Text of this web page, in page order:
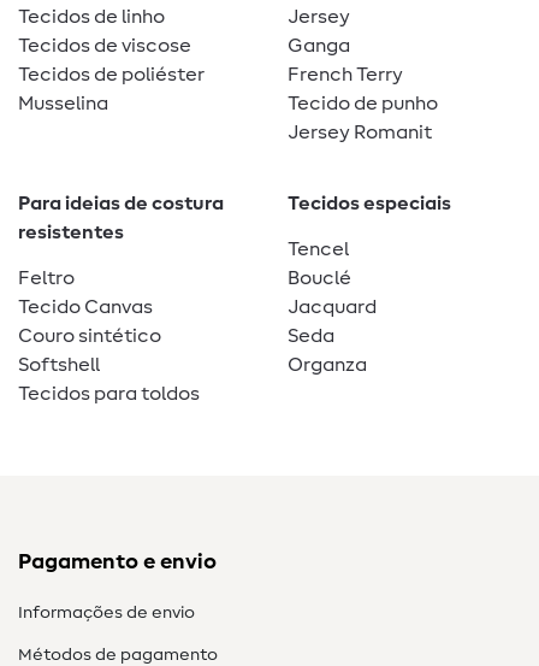
Tecidos de linho
Tecidos de viscose
Tecidos de poliéster
Musselina
Jersey
Ganga
French Terry
Tecido de punho
Jersey Romanit
Para ideias de costura
resistentes
Feltro
Tecido Canvas
Couro sintético
Softshell
Tecidos para toldos
Tecidos especiais
Tencel
Bouclé
Jacquard
Seda
Organza
Pagamento e envio
Informações de envio
Métodos de pagamento